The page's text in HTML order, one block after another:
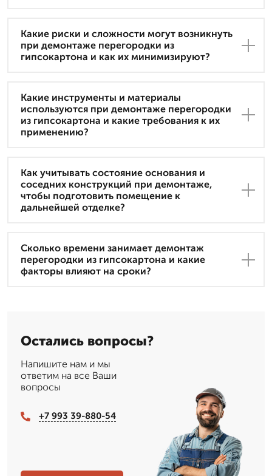
Какие риски и сложности могут возникнуть
при демонтаже перегородки из
гипсокартона и как их минимизируют?
Какие инструменты и материалы
используются при демонтаже перегородки
из гипсокартона и какие требования к их
применению?
Как учитывать состояние основания и
соседних конструкций при демонтаже,
чтобы подготовить помещение к
дальнейшей отделке?
Сколько времени занимает демонтаж
перегородки из гипсокартона и какие
факторы влияют на сроки?
Остались вопросы?
Напишите нам и мы
ответим на все Ваши
вопросы
+7 993 39-880-54